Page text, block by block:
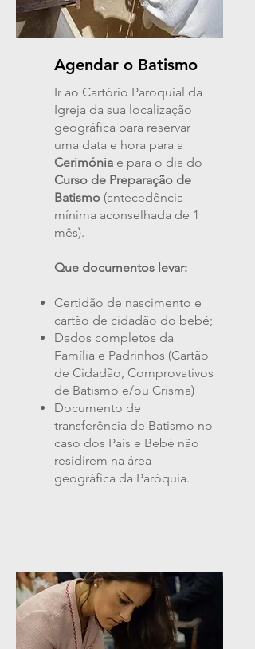
Agendar o Batismo
Ir ao Cartório Paroquial da
Igreja da sua localização
geográfica para reservar
uma data e hora para a
Cerimónia e para o dia do
Curso de Preparação de
Batismo (antecedência
mínima aconselhada de 1
mês).
Que documentos levar:
Certidão de nascimento e
cartão de cidadão do bebé;
Dados completos da
Família e Padrinhos (Cartão
de Cidadão, Comprovativos
de Batismo e/ou Crisma)
Documento de
transferência de Batismo no
caso dos Pais e Bebé não
residirem na área
geográfica da Paróquia.